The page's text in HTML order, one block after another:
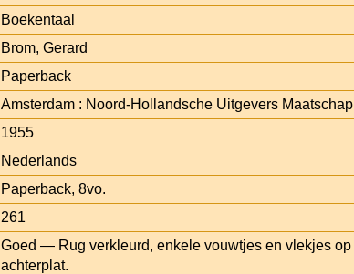
Boekentaal
Brom, Gerard
Paperback
Amsterdam : Noord-Hollandsche Uitgevers
1955
Nederlands
Paperback, 8vo.
261
Goed — Rug verkleurd, enkele vouwtjes en vlekjes op
achterplat.